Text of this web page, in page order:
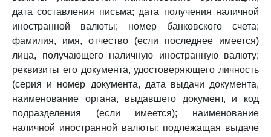
дата составления письма; дата получения наличной
иностранной валюты; номер банковского счета;
фамилия, имя, отчество (если последнее имеется)
лица, получающего наличную иностранную валюту;
реквизиты его документа, удостоверяющего личность
(серия и номер документа, дата выдачи документа,
наименование органа, выдавшего документ, и код
подразделения (если имеется); наименование
наличной иностранной валюты; подлежащая выдаче